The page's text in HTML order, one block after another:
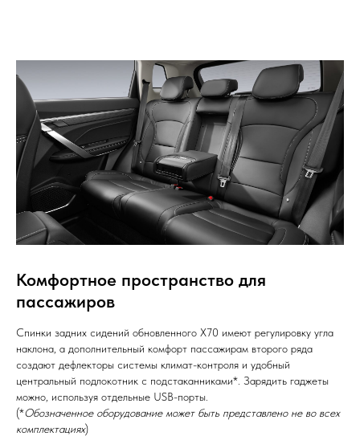
Комфортное пространство для
пассажиров
Спинки задних сидений обновленного X70 имеют регулировку угла
наклона, а дополнительный комфорт пассажирам второго ряда
создают дефлекторы системы климат-контроля и удобный
центральный подлокотник с подстаканниками*. Зарядить гаджеты
можно, используя отдельные USB-порты.
(*Обозначенное оборудование может быть представлено не во всех
комплектациях)